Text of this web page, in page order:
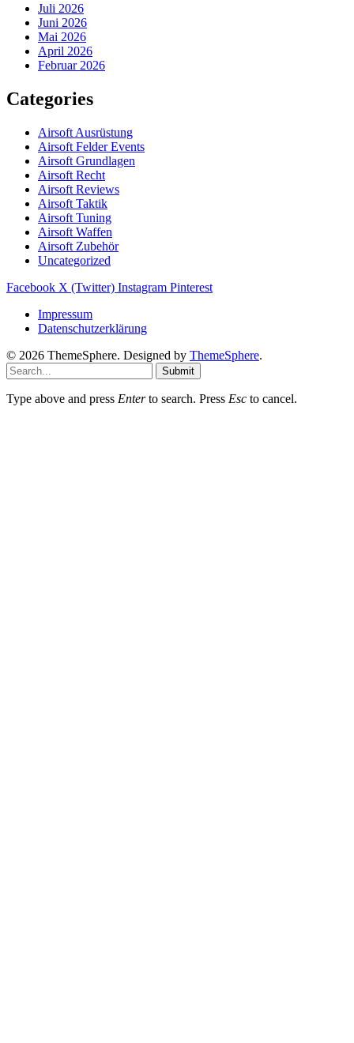
Juli 2026
Juni 2026
Mai 2026
April 2026
Februar 2026
Categories
Airsoft Ausrüstung
Airsoft Felder Events
Airsoft Grundlagen
Airsoft Recht
Airsoft Reviews
Airsoft Taktik
Airsoft Tuning
Airsoft Waffen
Airsoft Zubehör
Uncategorized
Facebook X (Twitter) Instagram Pinterest
Impressum
Datenschutzerklärung
© 2026 ThemeSphere. Designed by ThemeSphere.
Submit
Type above and press Enterto search. Press Esc to cancel.